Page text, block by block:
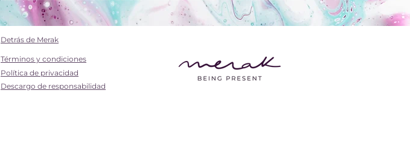
Detrás de Merak
​Términos y condiciones
Política de privacidad
Descargo de responsabilidad